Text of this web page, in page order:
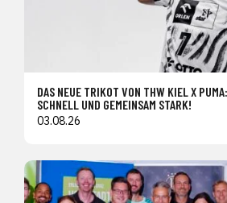
DAS NEUE TRIKOT VON THW KIEL X
SCHNELL UND GEMEINSAM STARK!
03.08.26